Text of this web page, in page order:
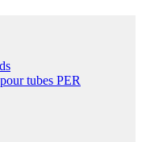
tubes PER